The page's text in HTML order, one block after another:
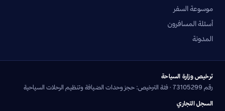
موسوعة السفر
أسئلة المسافرون
المدونة
ترخيص وزارة السياحة
رقم 73105299 · فئة الترخيص: حجز وحدات الضيافة وتنظيم الرحلات السياحية
السجل التجاري